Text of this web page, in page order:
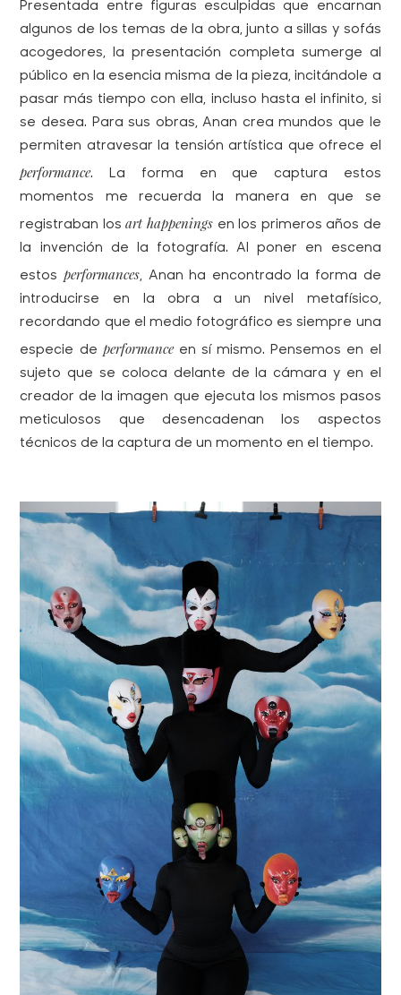
Presentada entre figuras esculpidas que encarnan
algunos de los temas de la obra, junto a sillas y sofás
acogedores, la presentación completa sumerge al
público en la esencia misma de la pieza, incitándole a
pasar más tiempo con ella, incluso hasta el infinito, si
se desea. Para sus obras, Anan crea mundos que le
permiten atravesar la tensión artística que ofrece el
performance. La forma en que captura estos
momentos me recuerda la manera en que se
registraban losart happeningsen los primeros años de
la invención de la fotografía. Al poner en escena
estos performances, Anan ha encontrado la forma de
introducirse en la obra a un nivel metafísico,
recordando que el medio fotográfico es siempre una
especie de performanceen sí mismo. Pensemos en el
sujeto que se coloca delante de la cámara y en el
creador de la imagen que ejecuta los mismos pasos
meticulosos que desencadenan los aspectos
técnicos de la captura de un momento en el tiempo.